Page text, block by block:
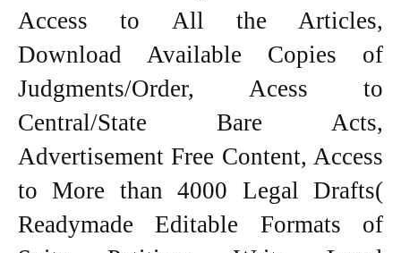
Access to All the Articles,
Download Available Copies of
Judgments/Order, Acess to
Central/State Bare Acts,
Advertisement Free Content, Access
to More than 4000 Legal Drafts(
Readymade Editable Formats of